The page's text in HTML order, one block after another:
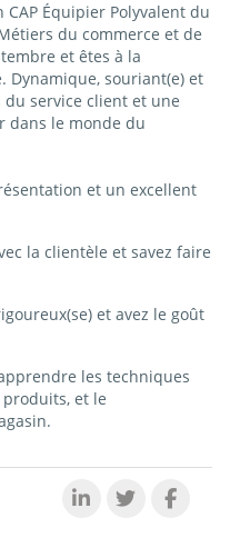
Équipier Polyvalent du
du commerce et de
et êtes à la
Dynamique, souriant(e) et
du service client et une
dans le monde du
et un excellent
la clientèle et savez faire
et avez le goût
les techniques
et le